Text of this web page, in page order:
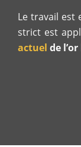
Le travail est
strict est
actuel de l’or